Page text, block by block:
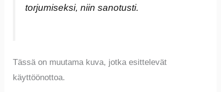
torjumiseksi, niin sanotusti.
Tässä on muutama kuva, jotka esittelevät
käyttöönottoa.